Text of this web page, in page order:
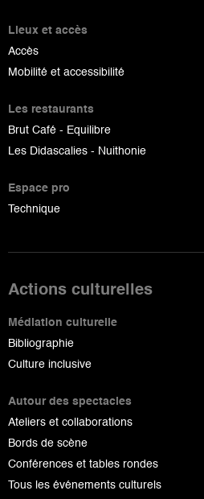
Lieux et accès
Accès
Mobilité et accessibilité
Les restaurants
Brut Café - Equilibre
Les Didascalies - Nuithonie
Espace pro
Technique
Actions culturelles
Médiation culturelle
Bibliographie
Culture inclusive
Autour des spectacles
Ateliers et collaborations
Bords de scène
Conférences et tables rondes
Tous les événements culturels